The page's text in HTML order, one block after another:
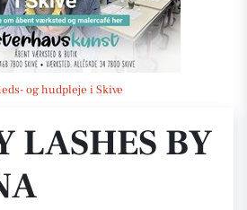
og hudpleje i Skive
LASHES BY